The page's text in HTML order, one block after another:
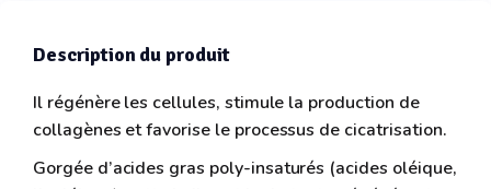
Description du produit
Il régénère les cellules, stimule la production de
collagènes et favorise le processus de cicatrisation.
Gorgée d’acides gras poly-insaturés (acides oléique,